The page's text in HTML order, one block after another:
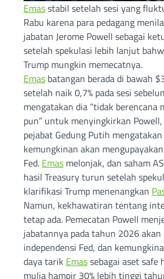
Emasstabil setelah sesi yang
Rabu karena para pedagang
jabatan Jerome Powell sebagai
setelah spekulasi lebih lanjut
Trump mungkin memecatnya.
Emas batangan berada di bawah
setelah naik 0,7% pada sesi
mengatakan dia “tidak berencana
pun” untuk menyingkirkan
pejabat Gedung Putih
kemungkinan akan
Fed. Emas melonjak, dan saham
hasil Treasury turun setelah
klarifikasi Trump menenangkan
Namun, kekhawatiran tentang
tetap ada. Pemecatan Powell
jabatannya pada tahun 2026
independensi Fed, dan
daya tarik Emassebagai aset safe
mulia hampir 30% lebih tinggi